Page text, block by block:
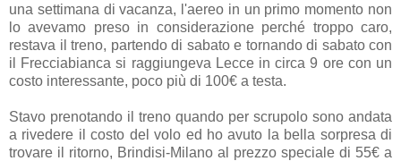
una settimana di vacanza, l'aereo in un primo momento non
lo avevamo preso in considerazione perché troppo caro,
restava il treno, partendo di sabato e tornando di sabato con
il Frecciabianca si raggiungeva Lecce in circa 9 ore con un
costo interessante, poco più di 100€ a testa.
Stavo prenotando il treno quando per scrupolo sono andata
a rivedere il costo del volo ed ho avuto la bella sorpresa di
trovare il ritorno, Brindisi-Milano al prezzo speciale di 55€ a